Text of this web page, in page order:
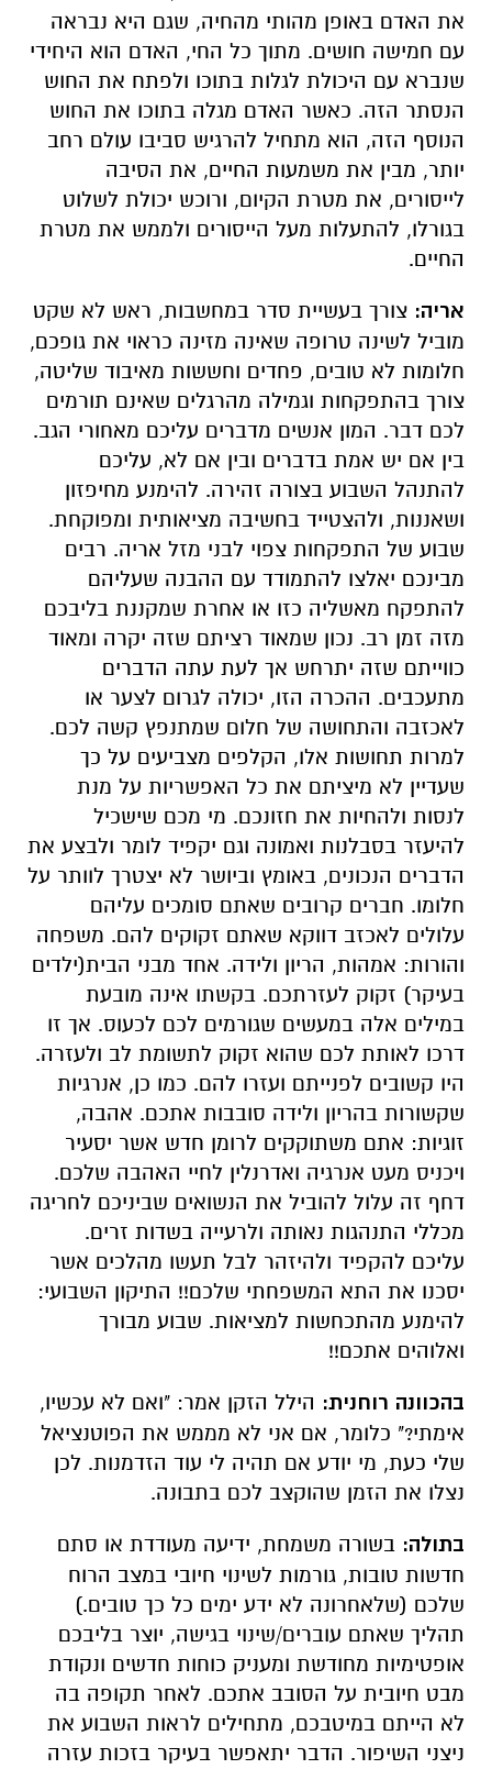
את האדם באופן מהותי מהחיה, שגם היא נבראה
עם חמישה חושים. מתוך כל החי, האדם הוא היחידי
שנברא עם היכולת לגלות בתוכו ולפתח את החוש
הנסתר הזה. כאשר האדם מגלה בתוכו את החוש
הנוסף הזה, הוא מתחיל להרגיש סביבו עולם רחב
יותר, מבין את משמעות החיים, את הסיבה
לייסורים, את מטרת הקיום, ורוכש יכולת לשלוט
בגורלו, להתעלות מעל הייסורים ולממש את מטרת
החיים.
אריה: צורך בעשיית סדר במחשבות, ראש לא שקט
מוביל לשינה טרופה שאינה מזינה כראוי את גופכם,
חלומות לא טובים, פחדים וחששות מאיבוד שליטה,
צורך בהתפקחות וגמילה מהרגלים שאינם תורמים
לכם דבר. המון אנשים מדברים עליכם מאחורי הגב.
בין אם יש אמת בדברים ובין אם לא, עליכם
להתנהל השבוע בצורה זהירה. להימנע מחיפזון
ושאננות, ולהצטייד בחשיבה מציאותית ומפוקחת.
שבוע של התפקחות צפוי לבני מזל אריה. רבים
מבינכם יאלצו להתמודד עם ההבנה שעליהם
להתפקח מאשליה כזו או אחרת שמקננת בליבכם
מזה זמן רב. נכון שמאוד רציתם שזה יקרה ומאוד
כווייתם שזה יתרחש אך לעת עתה הדברים
מתעכבים. ההכרה הזו, יכולה לגרום לצער או
לאכזבה והתחושה של חלום שמתנפץ קשה לכם.
למרות תחושות אלו, הקלפים מצביעים על כך
שעדיין לא מיציתם את כל האפשריות על מנת
לנסות ולהחיות את חזונכם. מי מכם שישכיל
להיעזר בסבלנות ואמונה וגם יקפיד לומר ולבצע את
הדברים הנכונים, באומץ וביושר לא יצטרך לוותר על
חלומו. חברים קרובים שאתם סומכים עליהם
עלולים לאכזב דווקא שאתם זקוקים להם. משפחה
והורות: אמהות, הריון ולידה. אחד מבני הבית(ילדים
בעיקר) זקוק לעזרתכם. בקשתו אינה מובעת
במילים אלה במעשים שגורמים לכם לכעוס. אך זו
דרכו לאותת לכם שהוא זקוק לתשומת לב ולעזרה.
היו קשובים לפנייתם ועזרו להם. כמו כן, אנרגיות
שקשורות בהריון ולידה סובבות אתכם. אהבה,
זוגיות: אתם משתוקקים לרומן חדש אשר יסעיר
ויכניס מעט אנרגיה ואדרנלין לחיי האהבה שלכם.
דחף זה עלול להוביל את הנשואים שביניכם לחריגה
מכללי התנהגות נאותה ולרעייה בשדות זרים.
עליכם להקפיד ולהיזהר לבל תעשו מהלכים אשר
יסכנו את התא המשפחתי שלכם!! התיקון השבועי:
להימנע מהתכחשות למציאות. שבוע מבורך
ואלוהים אתכם!!
בהכוונה רוחנית: הילל הזקן אמר: "ואם לא עכשיו,
אימתי?" כלומר, אם אני לא מממש את הפוטנציאל
שלי כעת, מי יודע אם תהיה לי עוד הזדמנות. לכן
נצלו את הזמן שהוקצב לכם בתבונה.
בתולה: בשורה משמחת, ידיעה מעודדת או סתם
חדשות טובות, גורמות לשינוי חיובי במצב הרוח
שלכם (שלאחרונה לא ידע ימים כל כך טובים.)
תהליך שאתם עוברים/שינוי בגישה, יוצר בליבכם
אופטימיות מחודשת ומעניק כוחות חדשים ונקודת
מבט חיובית על הסובב אתכם. לאחר תקופה בה
לא הייתם במיטבכם, מתחילים לראות השבוע את
ניצני השיפור. הדבר יתאפשר בעיקר בזכות עזרה